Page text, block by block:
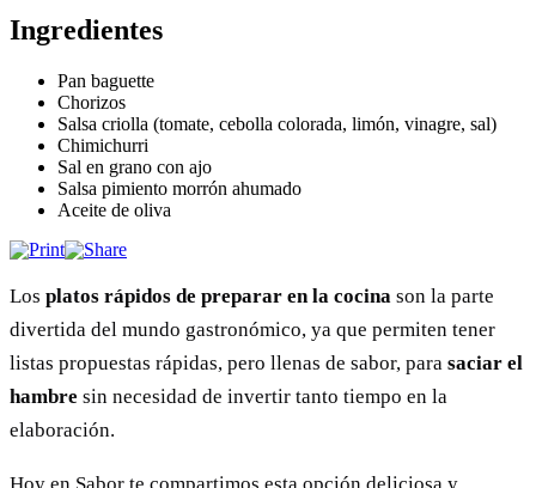
Ingredientes
Pan baguette
Chorizos
Salsa criolla (tomate, cebolla colorada, limón, vinagre, sal)
Chimichurri
Sal en grano con ajo
Salsa pimiento morrón ahumado
Aceite de oliva
Los platos rápidos de preparar en la cocina son la parte
divertida del mundo gastronómico, ya que permiten tener
listas propuestas rápidas, pero llenas de sabor, para saciar el
hambre sin necesidad de invertir tanto tiempo en la
elaboración.
Hoy en Sabor te compartimos esta opción deliciosa y